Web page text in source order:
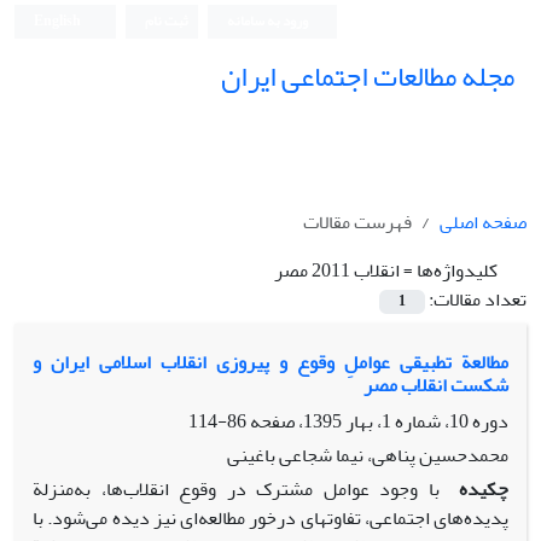
مجله مطالعات اجتماعی ایران
صفحه اصلی
فهرست مقالات
کلیدواژه‌ها =انقلاب 2011 مصر
تعداد مقالات:
1
مطالعة تطبیقی عواملِ وقوع و پیروزی انقلاب اسلامی ایران و
شکست انقلاب مصر
دوره 10، شماره 1، بهار 1395، صفحه
86-114
محمدحسین پناهی، نیما شجاعی باغینی
چکیده با وجود عوامل مشترک در وقوع انقلاب‌ها، به‌منزلة
پدیده‌های اجتماعی، تفاوت­های درخور مطالعه‌ای نیز دیده می‌شود. با